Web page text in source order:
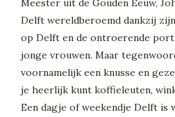
Meester uit de Gouden Eeuw,
Delft wereldberoemd dankzij
op Delft en de ontroerende
jonge vrouwen. Maar
voornamelijk een knusse en
je heerlijk kunt koffieleuten,
Een dagje of weekendje Delft is